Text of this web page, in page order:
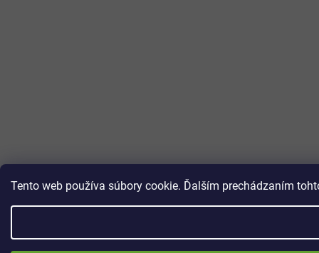
Tento web používa súbory cookie. Ďalším prechádzaním